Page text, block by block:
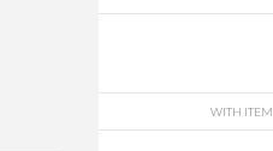
WITH ITEM